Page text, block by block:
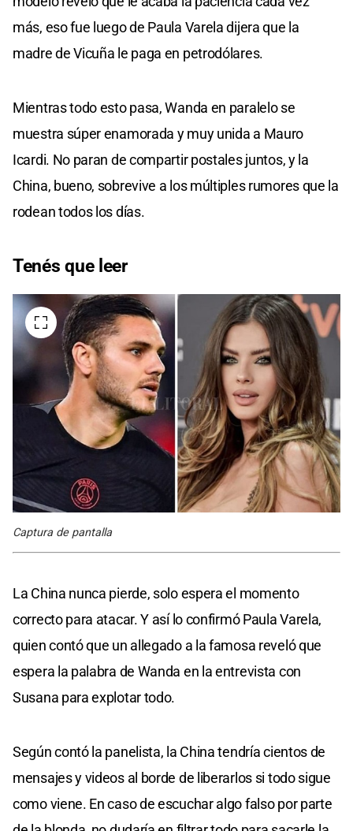
más, eso fue luego de Paula Varela dijera que la
madre de Vicuña le paga en petrodólares.
Mientras todo esto pasa, Wanda en paralelo se
muestra súper enamorada y muy unida a Mauro
Icardi. No paran de compartir postales juntos, y la
China, bueno, sobrevive a los múltiples rumores que la
rodean todos los días.
Tenés que leer
Captura de pantalla
La China nunca pierde, solo espera el momento
correcto para atacar. Y así lo confirmó Paula Varela,
quien contó que un allegado a la famosa reveló que
espera la palabra de Wanda en la entrevista con
Susana para explotar todo.
Según contó la panelista, la China tendría cientos de
mensajes y videos al borde de liberarlos si todo sigue
como viene. En caso de escuchar algo falso por parte